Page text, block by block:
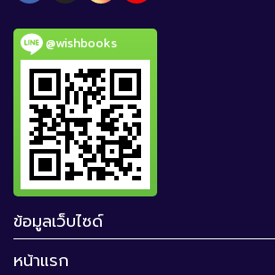
@wishbooks
ข้อมูลเว็บไซด์
หน้าแรก